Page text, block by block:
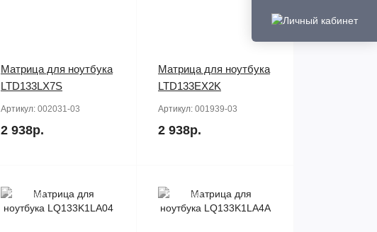
Матрица для ноутбука
LTD133LX7S
Артикул: 002031-03
2 938р.
Матрица для ноутбука
LTD133EX2K
Артикул: 001939-03
2 938р.
Продано Продано